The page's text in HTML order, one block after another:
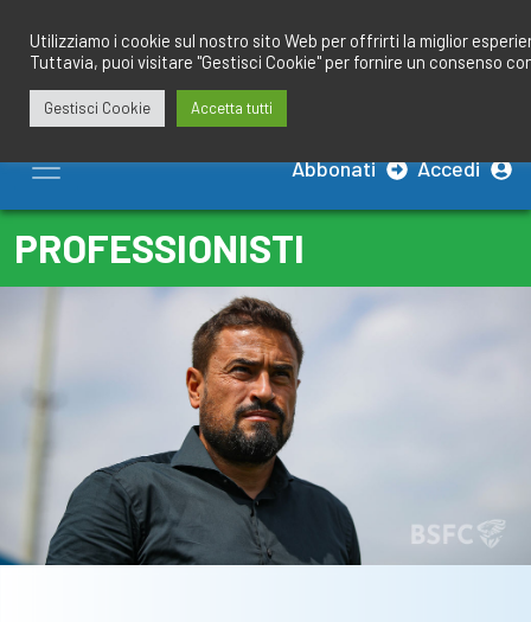
contenuto
Abbonati Accedi
PROFESSIONISTI
Utilizziamo i cookie sul nostro sito Web per offrirti la miglior
Tuttavia, puoi visitare "Gestisci Cookie" per fornire un consenso
Gestisci Cookie Accetta tutti